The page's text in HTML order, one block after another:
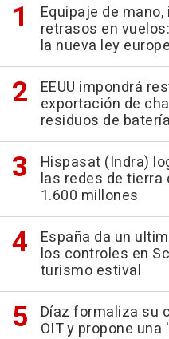
Equipaje de
retrasos en
la nueva ley
EEUU impondrá
exportación de
residuos de
Hispasat (Indra)
las redes de tierra
1.600 millones
España da un
los controles en
turismo estival
Díaz formaliza su
OIT y propone